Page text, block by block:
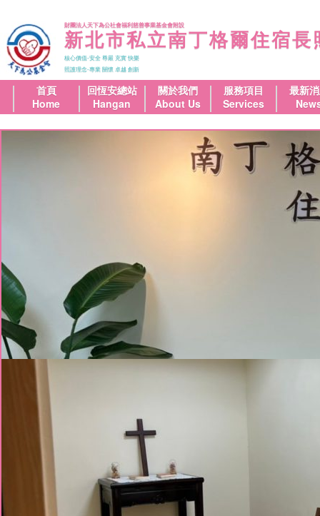
財團法人天下為公社會福利慈善事業基金會附設
新北市私立南丁格爾住宿長
核心價值-安全 尊嚴 充實 快樂
照護理念-專業 關懷 卓越 創新
首頁
Home
回恆安總站
Hangan
關於我們
About Us
服務項目
Services
最新